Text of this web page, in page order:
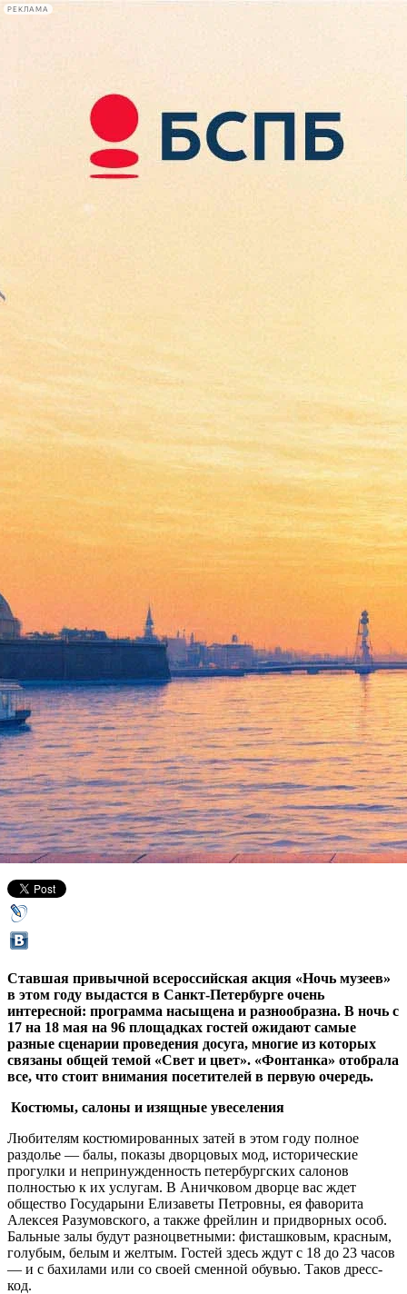
РЕКЛАМА
Сегодня:
2026.08.08
06:22
Афиша Plus
Ночь музеев-2014:
интерактивный
путеводитель
15 мая 2014,16:06 Версия для печати
Ставшая привычной всероссийская акция «Ночь музеев»
в этом году выдастся в Санкт-Петербурге очень
интересной: программа насыщена и разнообразна. В ночь с
17 на 18 мая на 96 площадках гостей ожидают самые
разные сценарии проведения досуга, многие из которых
связаны общей темой «Свет и цвет». «Фонтанка» отобрала
все, что стоит внимания посетителей в первую очередь.
Костюмы, салоны и изящные увеселения
Любителям костюмированных затей в этом году полное
раздолье — балы, показы дворцовых мод, исторические
прогулки и непринужденность петербургских салонов
полностью к их услугам. В Аничковом дворце вас ждет
общество Государыни Елизаветы Петровны, ея фаворита
Алексея Разумовского, а также фрейлин и придворных особ.
Бальные залы будут разноцветными: фисташковым, красным,
голубым, белым и желтым. Гостей здесь ждут с 18 до 23 часов
— и с бахилами или со своей сменной обувью. Таков дресс-
код.